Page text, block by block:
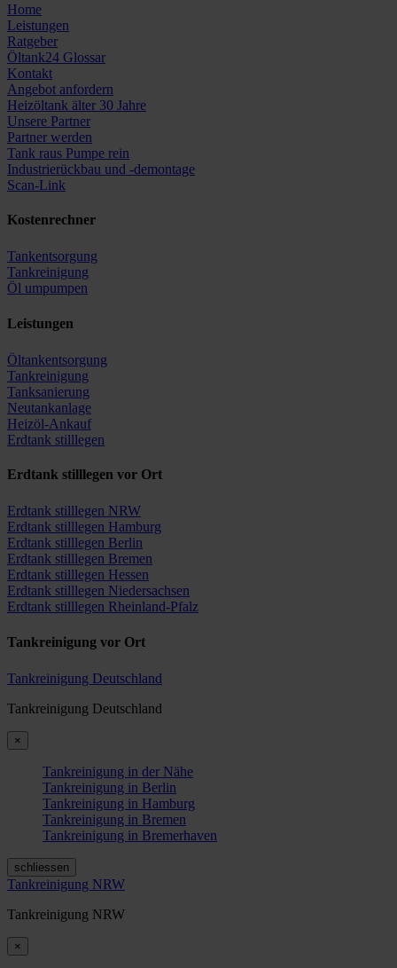
Home
Leistungen
Ratgeber
Öltank24 Glossar
Kontakt
Angebot anfordern
Heizöltank älter 30 Jahre
Unsere Partner
Partner werden
Tank raus Pumpe rein
Industrierückbau und -demontage
Scan-Link
Kostenrechner
Tankentsorgung
Tankreinigung
Öl umpumpen
Leistungen
Öltankentsorgung
Tankreinigung
Tanksanierung
Neutankanlage
Heizöl-Ankauf
Erdtank stilllegen
Erdtank stilllegen vor Ort
Erdtank stilllegen NRW
Erdtank stilllegen Hamburg
Erdtank stilllegen Berlin
Erdtank stilllegen Bremen
Erdtank stilllegen Hessen
Erdtank stilllegen Niedersachsen
Erdtank stilllegen Rheinland-Pfalz
Tankreinigung vor Ort
Tankreinigung Deutschland
Tankreinigung Deutschland
×
Tankreinigung in der Nähe
Tankreinigung in Berlin
Tankreinigung in Hamburg
Tankreinigung in Bremen
Tankreinigung in Bremerhaven
schliessen
Tankreinigung NRW
Tankreinigung NRW
×